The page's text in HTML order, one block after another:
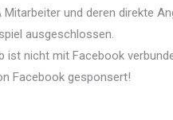
Mitarbeiter und deren direkte
ausgeschlossen.
ist nicht mit Facebook
Facebook gesponsert!